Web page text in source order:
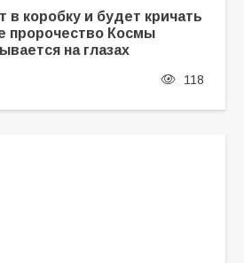
в коробку и будет кричать
пророчество Космы
на глазах
118